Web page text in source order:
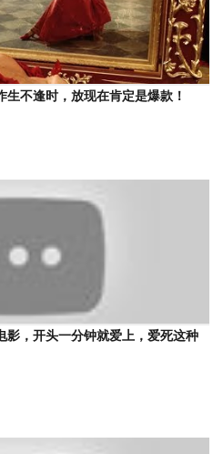
生不逢时，放现在肯定是爆款！
影，开头一分钟就爱上，爱死这种